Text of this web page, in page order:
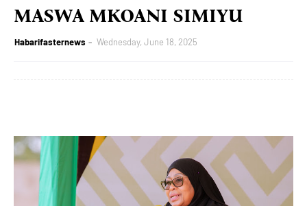
MASWA MKOANI SIMIYU
Habarifasternews Wednesday, June 18, 2025